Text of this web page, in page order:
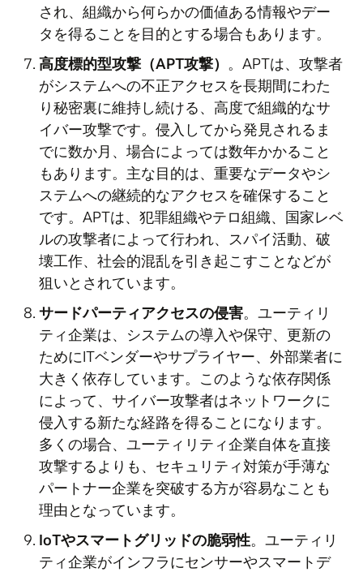
され、組織から何らかの価値ある情報やデー
タを得ることを目的とする場合もあります。
高度標的型攻撃（APT攻撃） 。APTは、攻撃者
がシステムへの不正アクセスを長期間にわた
り秘密裏に維持し続ける、高度で組織的なサ
イバー攻撃です。侵入してから発見されるま
でに数か月、場合によっては数年かかること
もあります。主な目的は、重要なデータやシ
ステムへの継続的なアクセスを確保すること
です。APTは、犯罪組織やテロ組織、国家レベ
ルの攻撃者によって行われ、スパイ活動、破
壊工作、社会的混乱を引き起こすことなどが
狙いとされています。
サードパーティアクセスの侵害。ユーティリ
ティ企業は、システムの導入や保守、更新の
ためにITベンダーやサプライヤー、外部業者に
大きく依存しています。このような依存関係
によって、サイバー攻撃者はネットワークに
侵入する新たな経路を得ることになります。
多くの場合、ユーティリティ企業自体を直接
攻撃するよりも、セキュリティ対策が手薄な
パートナー企業を突破する方が容易なことも
理由となっています。
IoTやスマートグリッドの脆弱性。ユーティリ
ティ企業がインフラにセンサーやスマートデ